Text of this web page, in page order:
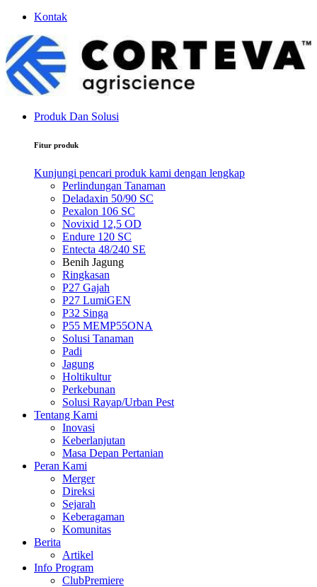
Kontak
Produk Dan Solusi
Fitur produk
Kunjungi pencari produk kami dengan lengkap
Perlindungan Tanaman
Deladaxin 50/90 SC
Pexalon 106 SC
Novixid 12,5 OD
Endure 120 SC
Entecta 48/240 SE
Benih Jagung
Ringkasan
P27 Gajah
P27 LumiGEN
P32 Singa
P55 MEMP55ONA
Solusi Tanaman
Padi
Jagung
Holtikultur
Perkebunan
Solusi Rayap/Urban Pest
Tentang Kami
Inovasi
Keberlanjutan
Masa Depan Pertanian
Peran Kami
Merger
Direksi
Sejarah
Keberagaman
Komunitas
Berita
Artikel
Info Program
ClubPremiere